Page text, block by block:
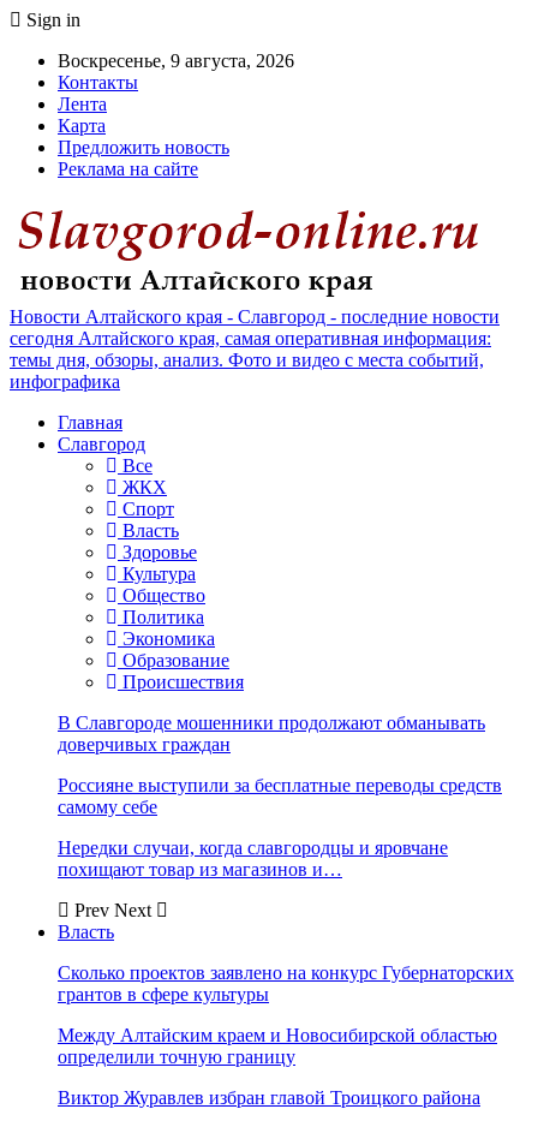
Sign in
Воскресенье, 9 августа, 2026
Контакты
Лента
Карта
Предложить новость
Реклама на сайте
Новости Алтайского края - Славгород - последние новости
сегодня Алтайского края, самая оперативная информация:
темы дня, обзоры, анализ. Фото и видео с места событий,
инфографика
Главная
Славгород
Все
ЖКХ
Спорт
Власть
Здоровье
Культура
Общество
Политика
Экономика
Образование
Происшествия
В Славгороде мошенники продолжают обманывать
доверчивых граждан
Россияне выступили за бесплатные переводы средств
самому себе
Нередки случаи, когда славгородцы и яровчане
похищают товар из магазинов и…
Prev Next
Власть
Сколько проектов заявлено на конкурс Губернаторских
грантов в сфере культуры
Между Алтайским краем и Новосибирской областью
определили точную границу
Виктор Журавлев избран главой Троицкого района